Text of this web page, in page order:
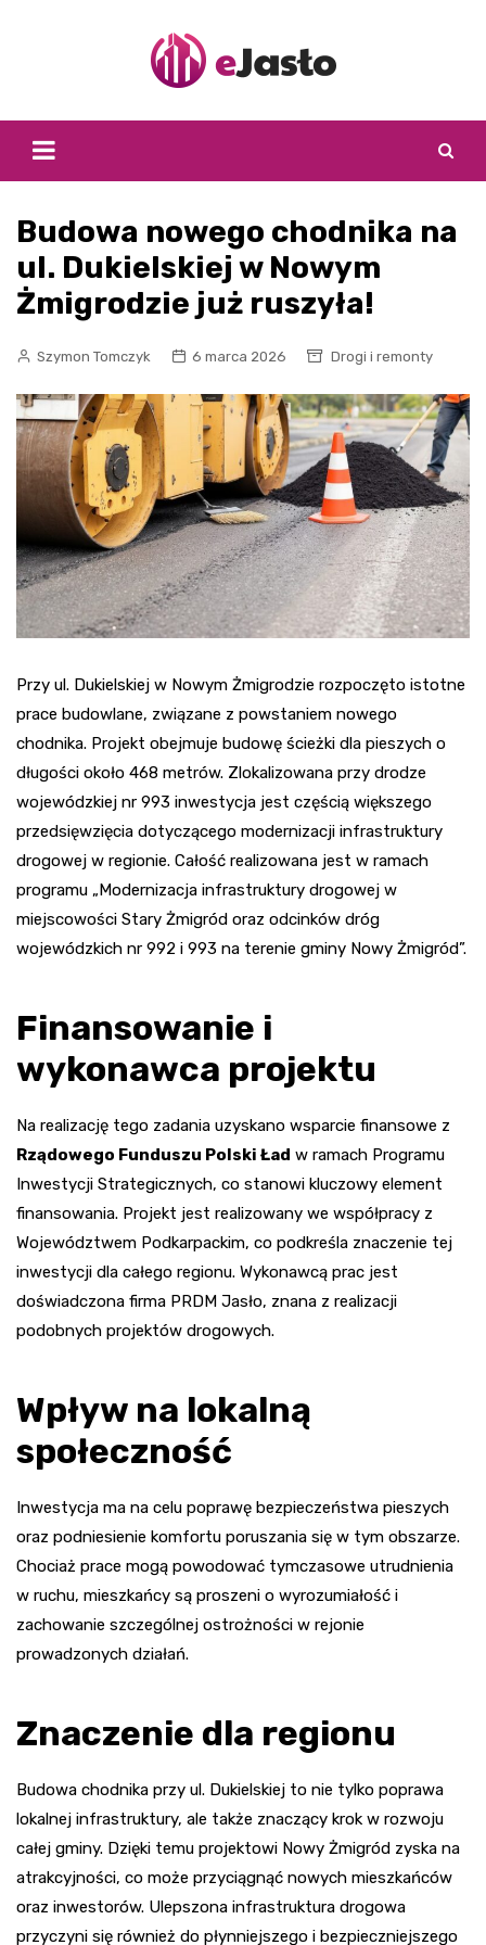
Budowa nowego chodnika na
ul. Dukielskiej w Nowym
Żmigrodzie już ruszyła!
Szymon Tomczyk 6 marca 2026 Drogi i remonty
Przy ul. Dukielskiej w Nowym Żmigrodzie rozpoczęto istotne
prace budowlane, związane z powstaniem nowego
chodnika. Projekt obejmuje budowę ścieżki dla pieszych o
długości około 468 metrów. Zlokalizowana przy drodze
wojewódzkiej nr 993 inwestycja jest częścią większego
przedsięwzięcia dotyczącego modernizacji infrastruktury
drogowej w regionie. Całość realizowana jest w ramach
programu „Modernizacja infrastruktury drogowej w
miejscowości Stary Żmigród oraz odcinków dróg
wojewódzkich nr 992 i 993 na terenie gminy Nowy Żmigród”.
Finansowanie i
wykonawca projektu
Na realizację tego zadania uzyskano wsparcie finansowe z
Rządowego Funduszu Polski Ład w ramach Programu
Inwestycji Strategicznych, co stanowi kluczowy element
finansowania. Projekt jest realizowany we współpracy z
Województwem Podkarpackim, co podkreśla znaczenie tej
inwestycji dla całego regionu. Wykonawcą prac jest
doświadczona firma PRDM Jasło, znana z realizacji
podobnych projektów drogowych.
Wpływ na lokalną
społeczność
Inwestycja ma na celu poprawę bezpieczeństwa pieszych
oraz podniesienie komfortu poruszania się w tym obszarze.
Chociaż prace mogą powodować tymczasowe utrudnienia
w ruchu, mieszkańcy są proszeni o wyrozumiałość i
zachowanie szczególnej ostrożności w rejonie
prowadzonych działań.
Znaczenie dla regionu
Budowa chodnika przy ul. Dukielskiej to nie tylko poprawa
lokalnej infrastruktury, ale także znaczący krok w rozwoju
całej gminy. Dzięki temu projektowi Nowy Żmigród zyska na
atrakcyjności, co może przyciągnąć nowych mieszkańców
oraz inwestorów. Ulepszona infrastruktura drogowa
przyczyni się również do płynniejszego i bezpieczniejszego